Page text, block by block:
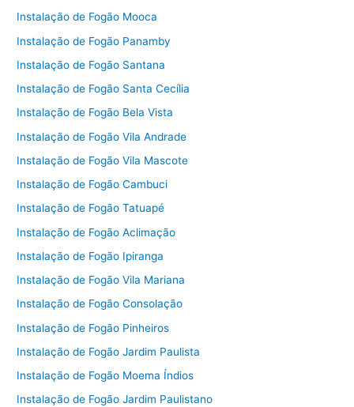
Instalação de Fogão Mooca
Instalação de Fogão Panamby
Instalação de Fogão Santana
Instalação de Fogão Santa Cecília
Instalação de Fogão Bela Vista
Instalação de Fogão Vila Andrade
Instalação de Fogão Vila Mascote
Instalação de Fogão Cambuci
Instalação de Fogão Tatuapé
Instalação de Fogão Aclimação
Instalação de Fogão Ipiranga
Instalação de Fogão Vila Mariana
Instalação de Fogão Consolação
Instalação de Fogão Pinheiros
Instalação de Fogão Jardim Paulista
Instalação de Fogão Moema Índios
Instalação de Fogão Jardim Paulistano